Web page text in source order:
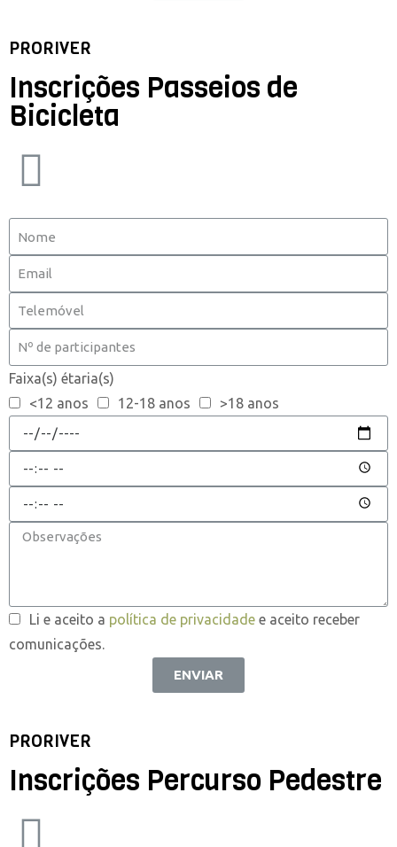
PRORIVER
Inscrições Passeios de
Bicicleta
Faixa(s) étaria(s)
<12 anos
12-18 anos >18 anos
Li e aceito a política de privacidade e aceito receber
comunicações.
ENVIAR
PRORIVER
Inscrições Percurso Pedestre